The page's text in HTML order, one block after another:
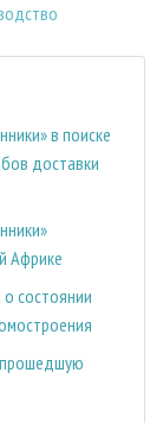
в поиске
доставки
Африке
состоянии